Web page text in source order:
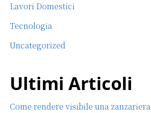
Lavori Domestici
Tecnologia
Uncategorized
Ultimi Articoli
Come rendere visibile una zanzariera